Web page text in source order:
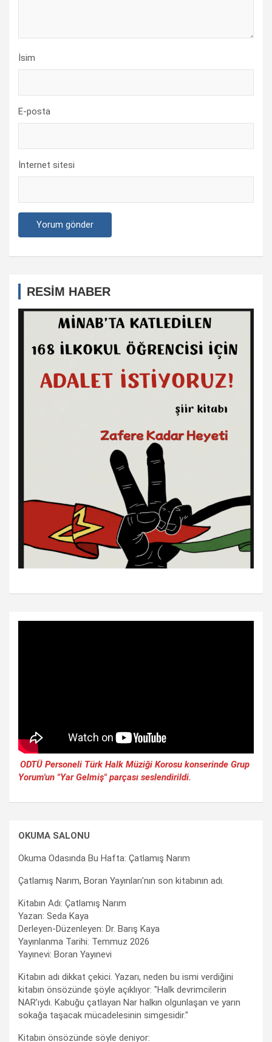
İsim
E-posta
İnternet sitesi
RESİM HABER
ODTÜ Personeli Türk Halk Müziği Korosu konserinde Grup
Yorum'un "Yar Gelmiş" parçası seslendirildi.
OKUMA SALONU
Okuma Odasında Bu Hafta: Çatlamış Narım
Çatlamış Narım, Boran Yayınları'nın son kitabının adı.
Kitabın Adı: Çatlamış Narım
Yazan: Seda Kaya
Derleyen-Düzenleyen: Dr. Barış Kaya
Yayınlanma Tarihi: Temmuz 2026
Yayınevi: Boran Yayınevi
Kitabın adı dikkat çekici. Yazarı, neden bu ismi verdiğini
kitabın önsözünde şöyle açıklıyor: "Halk devrimcilerin
NAR’ıydı. Kabuğu çatlayan Nar halkın olgunlaşan ve yarın
sokağa taşacak mücadelesinin simgesidir."
Kitabın önsözünde söyle deniyor: